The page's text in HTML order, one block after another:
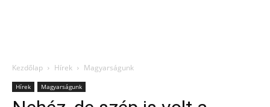
Kezdőlap Hírek Magyarságunk
Hírek Magyarságunk